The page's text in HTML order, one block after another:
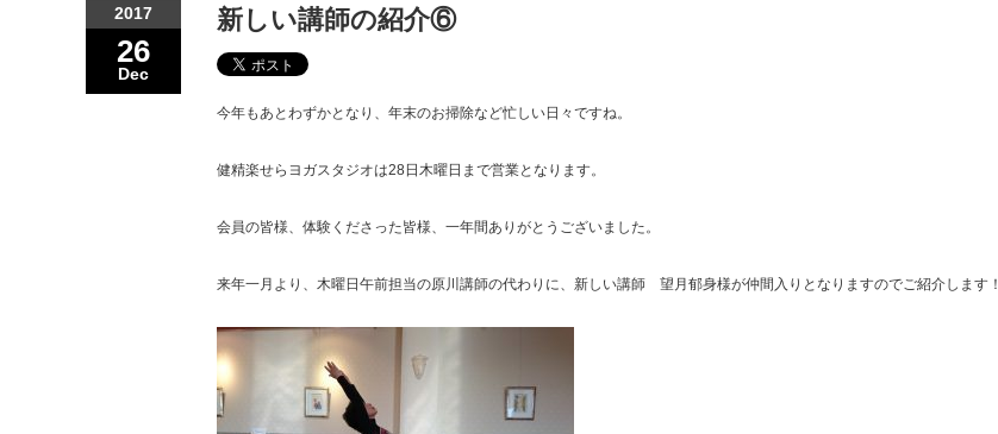
2017
26
Dec
新しい講師の紹介⑥
今年もあとわずかとなり、年末のお掃除など忙しい日々ですね。
健精楽せらヨガスタジオは28日木曜日まで営業となります。
会員の皆様、体験くださった皆様、一年間ありがとうございました。
来年一月より、木曜日午前担当の原川講師の代わりに、新しい講師 望月郁身様が仲間入りとなりますのでご紹介します！